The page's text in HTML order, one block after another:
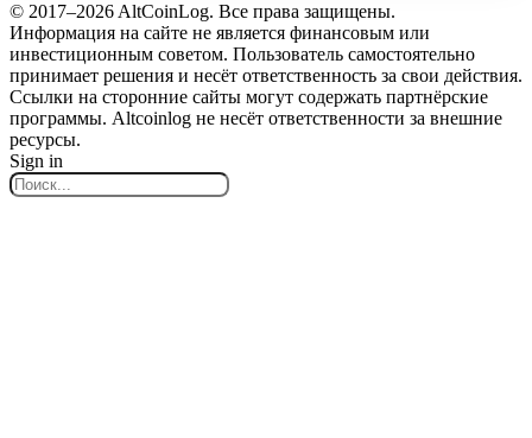
© 2017–2026 AltCoinLog. Все права защищены.
Информация на сайте не является финансовым или
инвестиционным советом. Пользователь самостоятельно
принимает решения и несёт ответственность за свои действия.
Ссылки на сторонние сайты могут содержать партнёрские
программы. Altcoinlog не несёт ответственности за внешние
ресурсы.
Sign in